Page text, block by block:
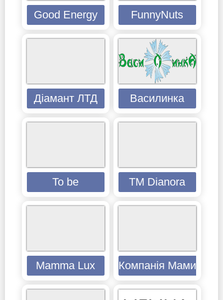
Good Energy FunnyNuts
Діамант ЛТД Василинка
To be TM Dianora
Mamma Lux Компанія Мамин